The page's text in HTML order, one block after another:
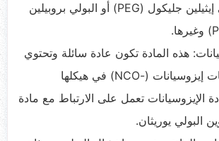
تشمل البولي إيثيلين جليكول (PEG) أو البولي بروبيلين
هذه المادة تكون عادة سائلة وتحتوي
على مجموعات إيزوسيانات (-NCO) في هيكلها
الإيزوسيانات تعمل على الارتباط مع مادة
البولي يوريثان.